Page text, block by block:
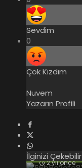
Sevdim
0
Çok Kızdım
Nuvem
Yazarın Profili
İlginizi Çekebilir
2 yıl önce